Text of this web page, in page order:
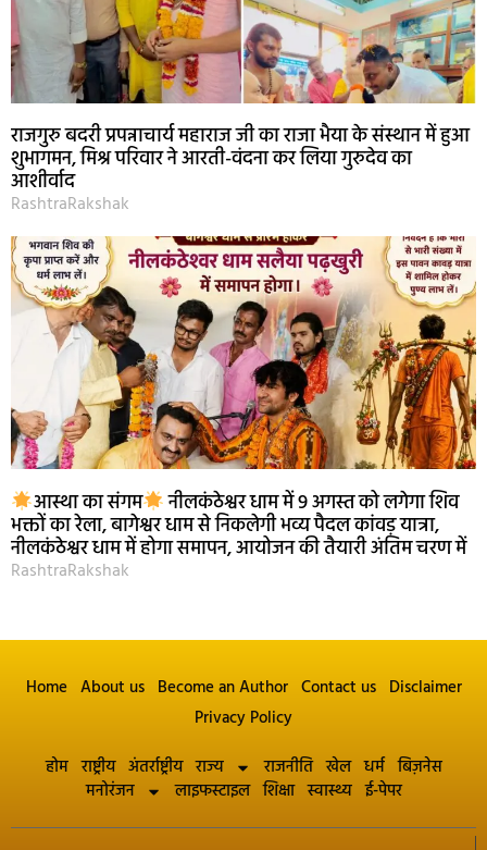
राजगुरु बदरी प्रपन्नाचार्य महाराज जी का राजा भैया के संस्थान में हुआ
शुभागमन, मिश्र परिवार ने आरती-वंदना कर लिया गुरुदेव का
आशीर्वाद
RashtraRakshak
आस्था का संगम नीलकंठेश्वर धाम में 9 अगस्त को लगेगा शिव
भक्तों का रेला, बागेश्वर धाम से निकलेगी भव्य पैदल कांवड़ यात्रा,
नीलकंठेश्वर धाम में होगा समापन, आयोजन की तैयारी अंतिम चरण में
RashtraRakshak
Home About us Become an Author Contact us Disclaimer
Privacy Policy
होम राष्ट्रीय अंतर्राष्ट्रीय राज्य राजनीति खेल धर्म बिज़नेस
मनोरंजन
लाइफस्टाइल शिक्षा स्वास्थ्य ई-पेपर